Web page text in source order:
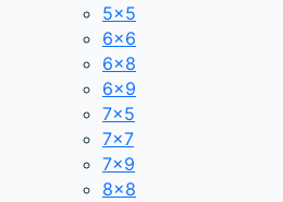
5×5
6×6
6×8
6×9
7×5
7×7
7×9
8×8